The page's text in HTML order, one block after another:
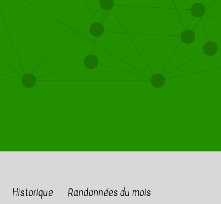
Historique
Randonnées du mois